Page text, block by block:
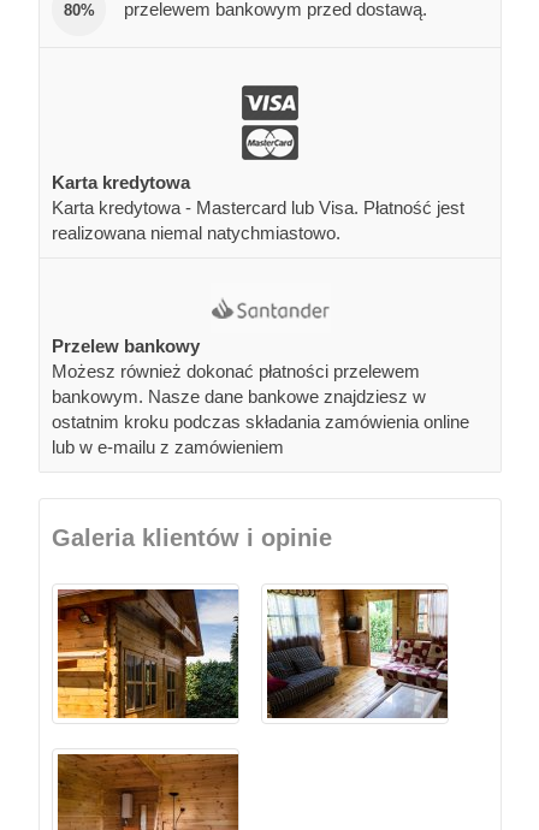
80%
przelewem bankowym przed dostawą.
Karta kredytowa
Karta kredytowa - Mastercard lub Visa. Płatność jest
realizowana niemal natychmiastowo.
Przelew bankowy
Możesz również dokonać płatności przelewem
bankowym. Nasze dane bankowe znajdziesz w
ostatnim kroku podczas składania zamówienia online
lub w e-mailu z zamówieniem
Galeria klientów i opinie